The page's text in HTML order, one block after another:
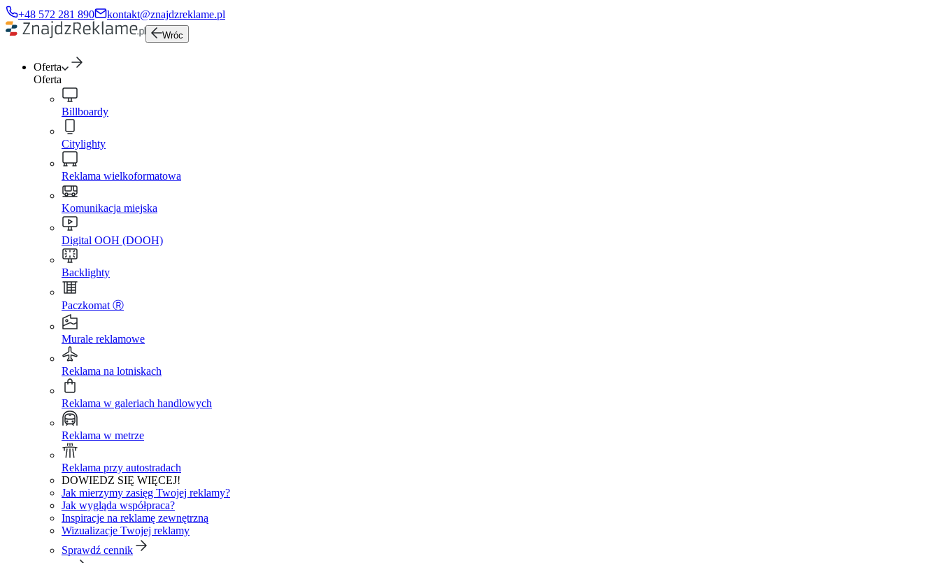
+48 572 281 890 kontakt@znajdzreklame.pl
Wróc
Oferta
Oferta
Billboardy
Citylighty
Reklama wielkoformatowa
Komunikacja miejska
Digital OOH (DOOH)
Backlighty
Paczkomat Ⓡ
Murale reklamowe
Reklama na lotniskach
Reklama w galeriach handlowych
Reklama w metrze
Reklama przy autostradach
DOWIEDZ SIĘ WIĘCEJ!
Jak mierzymy zasięg Twojej reklamy?
Jak wygląda współpraca?
Inspiracje na reklamę zewnętrzną
Wizualizacje Twojej reklamy
Sprawdź cennik